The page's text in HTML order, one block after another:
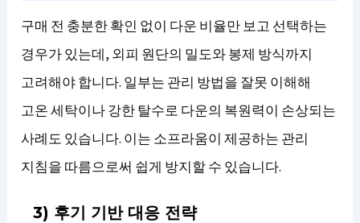
구매 전 충분한 확인 없이 다운 비율만 보고 선택하는
경우가 있는데, 외피 원단의 밀도와 봉제 방식까지
고려해야 합니다. 일부는 관리 방법을 잘못 이해해
고온 세탁이나 강한 탈수로 다운의 복원력이 손상되는
사례도 있습니다. 이는 소프라움이 제공하는 관리
지침을 따름으로써 쉽게 방지할 수 있습니다.
3) 후기 기반 대응 전략